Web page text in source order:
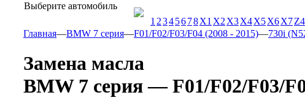
Выберите автомобиль
1 2345678X1 X2 X3X4X5X6X7Z4
Главная—BMW 7 серия—F01/F02/F03/F04 (2008 - 2015)—730i
Замена масла
BMW 7 серия — F01/F02/F03/